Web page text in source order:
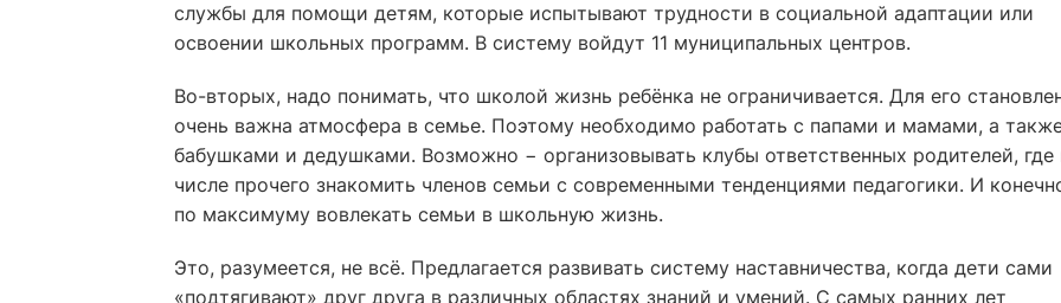
службы для помощи детям, которые испытывают трудности в социальной адаптации или
освоении школьных программ. В систему войдут 11 муниципальных центров.
Во-вторых, надо понимать, что школой жизнь ребёнка не ограничивается. Для его
очень важна атмосфера в семье. Поэтому необходимо работать с папами и мамами, а
бабушками и дедушками. Возможно − организовывать клубы ответственных родителей, где
числе прочего знакомить членов семьи с современными тенденциями педагогики. И
по максимуму вовлекать семьи в школьную жизнь.
Это, разумеется, не всё. Предлагается развивать систему наставничества, когда дети сами
«подтягивают» друг друга в различных областях знаний и умений. С самых ранних лет